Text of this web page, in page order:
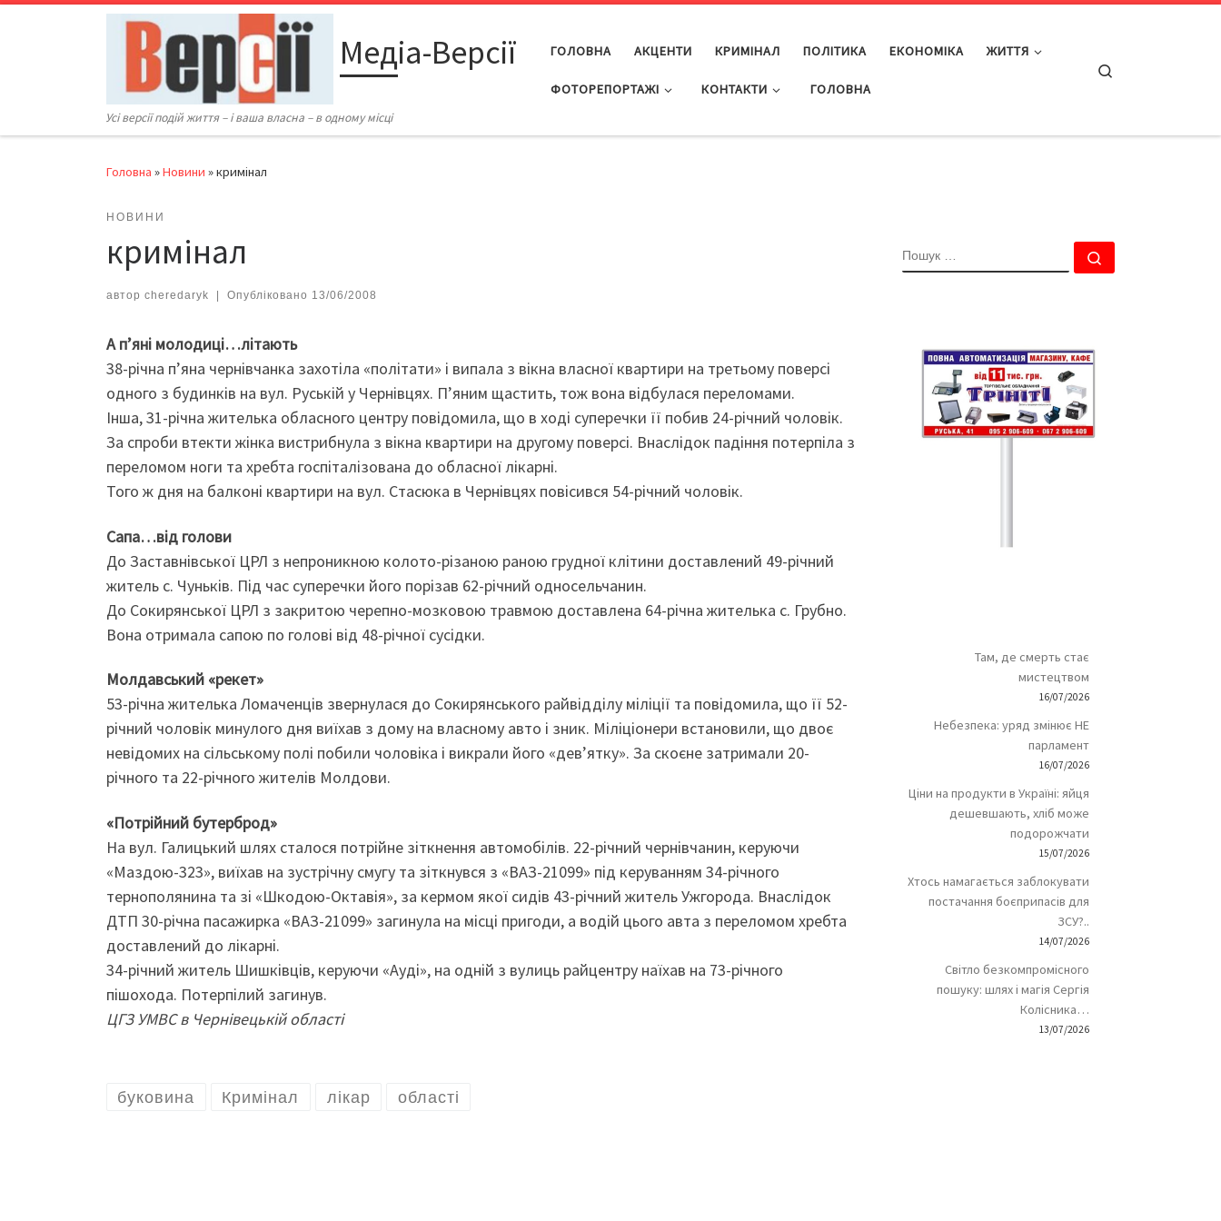
Перейти до вмісту
Медіа-Версії
Усі версії подій життя – і ваша власна – в одному місці
ГОЛОВНА АКЦЕНТИ КРИМІНАЛ ПОЛІТИКА ЕКОНОМІКА ЖИТТЯ
ФОТОРЕПОРТАЖІ КОНТАКТИ ГОЛОВНА
Головна »Новини »кримінал
НОВИНИ
кримінал
автор cheredaryk Опубліковано 13/06/2008
А п’яні молодиці…літають
38-річна п’яна чернівчанка захотіла «політати» і випала з вікна власної квартири на третьому поверсі
одного з будинків на вул. Руській у Чернівцях. П’яним щастить, тож вона відбулася переломами.
Інша, 31-річна жителька обласного центру повідомила, що в ході суперечки її побив 24-річний чоловік.
За спроби втекти жінка вистрибнула з вікна квартири на другому поверсі. Внаслідок падіння потерпіла з
переломом ноги та хребта госпіталізована до обласної лікарні.
Того ж дня на балконі квартири на вул. Стасюка в Чернівцях повісився 54-річний чоловік.
Сапа…від голови
До Заставнівської ЦРЛ з непроникною колото-різаною раною грудної клітини доставлений 49-річний
житель с. Чуньків. Під час суперечки його порізав 62-річний односельчанин.
До Сокирянської ЦРЛ з закритою черепно-мозковою травмою доставлена 64-річна жителька с. Грубно.
Вона отримала сапою по голові від 48-річної сусідки.
Молдавський «рекет»
53-річна жителька Ломаченців звернулася до Сокирянського райвідділу міліції та повідомила, що її 52-
річний чоловік минулого дня виїхав з дому на власному авто і зник. Міліціонери встановили, що двоє
невідомих на сільському полі побили чоловіка і викрали його «дев’ятку». За скоєне затримали 20-
річного та 22-річного жителів Молдови.
«Потрійний бутерброд»
На вул. Галицький шлях сталося потрійне зіткнення автомобілів. 22-річний чернівчанин, керуючи
«Маздою-323», виїхав на зустрічну смугу та зіткнувся з «ВАЗ-21099» під керуванням 34-річного
тернополянина та зі «Шкодою-Октавія», за кермом якої сидів 43-річний житель Ужгорода. Внаслідок
ДТП 30-річна пасажирка «ВАЗ-21099» загинула на місці пригоди, а водій цього авта з переломом хребта
доставлений до лікарні.
34-річний житель Шишківців, керуючи «Ауді», на одній з вулиць райцентру наїхав на 73-річного
пішохода. Потерпілий загинув.
ЦГЗ УМВС в Чернівецькій області
буковина Кримінал лікар області
ПОШУК
Там, де смерть стає
мистецтвом
16/07/2026
Небезпека: уряд змінює НЕ
парламент
16/07/2026
Ціни на продукти в Україні: яйця
дешевшають, хліб може
подорожчати
15/07/2026
Хтось намагається заблокувати
постачання боєприпасів для
ЗСУ?..
14/07/2026
Світло безкомпромісного
пошуку: шлях і магія Сергія
Колісника…
13/07/2026